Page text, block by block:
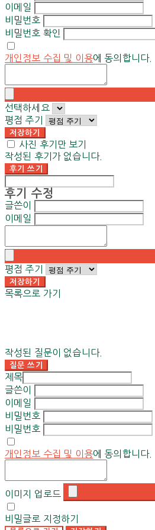
이메일
비밀번호
비밀번호 확인
개인정보 수집 및 이용에 동의합니다.
선택하세요
평점 주기
저장하기
사진 후기만 보기
작성된 후기가 없습니다.
후기 쓰기
후기 수정
글쓴이
이메일
평점 주기
저장하기
목록으로 가기
작성된 질문이 없습니다.
질문 쓰기
제목
글쓴이
이메일
비밀번호
비밀번호
개인정보 수집 및 이용에 동의합니다.
이미지 업로드
비밀글로 지정하기